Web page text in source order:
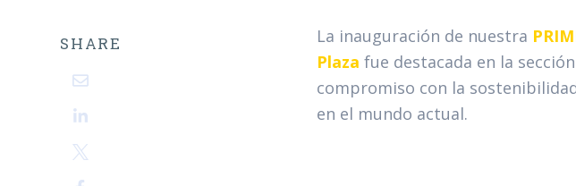
SHARE La inauguración de nuestra
Plaza fue destacada en la
compromiso con la
en el mundo actual.